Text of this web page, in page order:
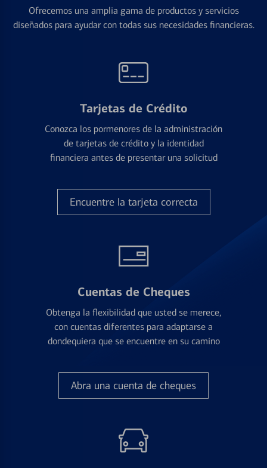
Ofrecemos una amplia gama de productos y servicios
diseñados para ayudar con todas sus necesidades financieras.
Tarjetas de Crédito
Conozca los pormenores de la administración
de tarjetas de crédito y la identidad
financiera antes de presentar una solicitud
Encuentre la tarjeta correcta
Cuentas de Cheques
Obtenga la flexibilidad que usted se merece,
con cuentas diferentes para adaptarse a
dondequiera que se encuentre en su camino
Abra una cuenta de cheques